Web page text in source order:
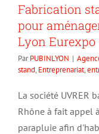
Fabrication
pour
Lyon Eurexpo
ParPUBINLYON |
stand, Entreprenariat,
La société UVRER
Rhône à fait appel
parapluie afin